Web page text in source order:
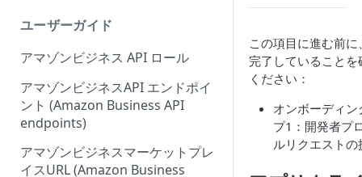
ーにアプリを出品する
アプリセンター認証ワークフロ
ー (App Center authorization
workflow)
アプリリスティングの管理
ユーザーガイド
アマゾンビジネス API ロール
アマゾンビジネスAPI エンドポイ
ント (Amazon Business API
endpoints)
アマゾンビジネスマーケットプレ
イスURL (Amazon Business
この項目に進む前
完了していることを
ください：
オンボーディン
プ1：開発者プ
ルリクエストの